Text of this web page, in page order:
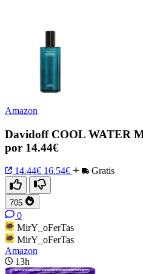
Amazon
Davidoff COOL WATER
por 14.44€
14.44€ 16.54€ Gratis
705
0
MirY_oFerTas
MirY_oFerTas
Amazon
13h